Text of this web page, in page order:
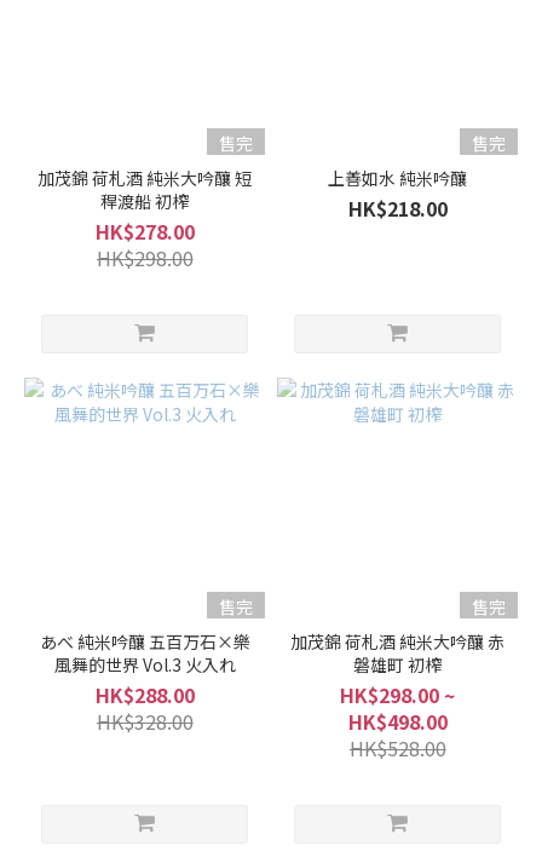
售完
加茂錦 荷札酒 純米大吟釀 短
稈渡船 初榨
HK$278.00
HK$298.00
售完
上善如水 純米吟釀
HK$218.00
售完
あべ 純米吟釀 五百万石×樂
風舞的世界 Vol.3 火入れ
HK$288.00
HK$328.00
售完
加茂錦 荷札酒 純米大吟釀 赤
磐雄町 初榨
HK$298.00 ~
HK$498.00
HK$528.00